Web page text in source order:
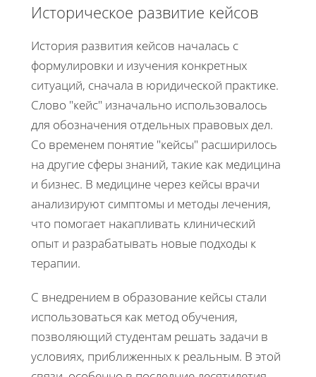
Историческое развитие кейсов
История развития кейсов началась с
формулировки и изучения конкретных
ситуаций, сначала в юридической практике.
Слово "кейс" изначально использовалось
для обозначения отдельных правовых дел.
Со временем понятие "кейсы" расширилось
на другие сферы знаний, такие как медицина
и бизнес. В медицине через кейсы врачи
анализируют симптомы и методы лечения,
что помогает накапливать клинический
опыт и разрабатывать новые подходы к
терапии.
С внедрением в образование кейсы стали
использоваться как метод обучения,
позволяющий студентам решать задачи в
условиях, приближенных к реальным. В этой